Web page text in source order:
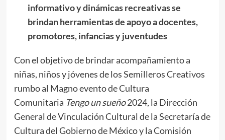
informativo y dinámicas recreativas se
brindan herramientas de apoyo a docentes,
promotores, infancias y juventudes
Con el objetivo de brindar acompañamiento a
niñas, niños y jóvenes de los Semilleros Creativos
rumbo al Magno evento de Cultura
Comunitaria Tengo un sueño2024, la Dirección
General de Vinculación Cultural de la Secretaría de
Cultura del Gobierno de México y la Comisión